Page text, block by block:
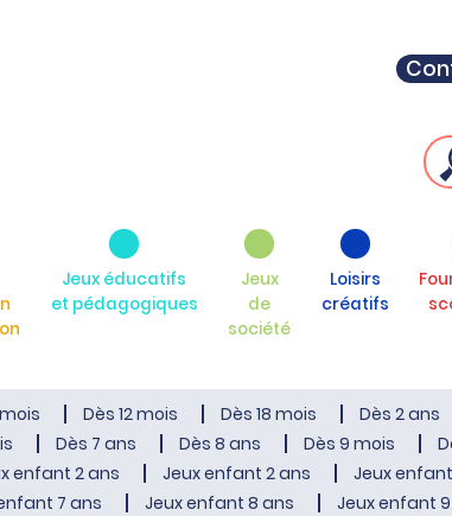
Jeux éducatifs
et pédagogiques
Jeux
de
société
Loisirs
créatifs
Dès 12 mois Dès 18 mois Dès 2 ans
Dès 7 ans Dès 8 ans Dès 9 mois
enfant 2 ans
Jeux enfant 2 ans Jeux
7 ans Jeux enfant 8 ans Jeux enfant